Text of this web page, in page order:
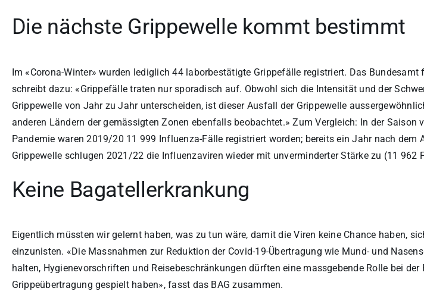
Die nächste Grippewelle kommt bestimmt
Im «Corona-Winter» wurden lediglich 44 laborbestätigte Grippefälle registriert. Das Bundesamt
schreibt dazu: «Grippefälle traten nur sporadisch auf. Obwohl sich die Intensität und der
Grippewelle von Jahr zu Jahr unterscheiden, ist dieser Ausfall der Grippewelle
anderen Ländern der gemässigten Zonen ebenfalls beobachtet.» Zum Vergleich: In der Saison
Pandemie waren 2019/20 11 999 Influenza-Fälle registriert worden; bereits ein Jahr nach dem
Grippewelle schlugen 2021/22 die Influenzaviren wieder mit unverminderter Stärke zu (11 962
Keine Bagatellerkrankung
Eigentlich müssten wir gelernt haben, was zu tun wäre, damit die Viren keine Chance haben,
einzunisten. «Die Massnahmen zur Reduktion der Covid-19-Übertragung wie Mund- und
halten, Hygienevorschriften und Reisebeschränkungen dürften eine massgebende Rolle bei der
Grippeübertragung gespielt haben», fasst das BAG zusammen.